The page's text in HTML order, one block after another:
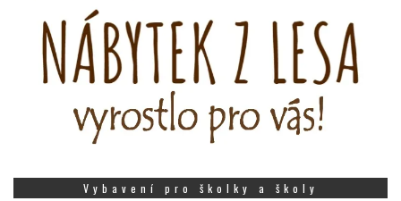
Vybavení pro školky a školy